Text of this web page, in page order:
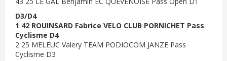
D3/D4
1 42 ROUINSARD Fabrice VELO CLUB PORNICHET Pass
Cyclisme D4
2 25 MELEUC Valery TEAM PODIOCOM JANZE Pass
Cyclisme D3